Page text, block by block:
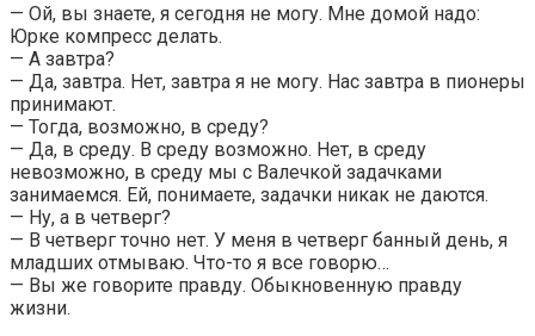
— Ой, вы знаете, я сегодня не могу. Мне домой надо:
Юрке компресс делать.
— А завтра?
— Да, завтра. Нет, завтра я не могу. Нас завтра в пионеры
принимают.
— Тогда, возможно, в среду?
— Да, в среду. В среду возможно. Нет, в среду
невозможно, в среду мы с Валечкой задачками
занимаемся. Ей, понимаете, задачки никак не даются.
— Ну, а в четверг?
— В четверг точно нет. У меня в четверг банный день, я
младших отмываю. Что-то я все говорю…
— Вы же говорите правду. Обыкновенную правду
жизни.